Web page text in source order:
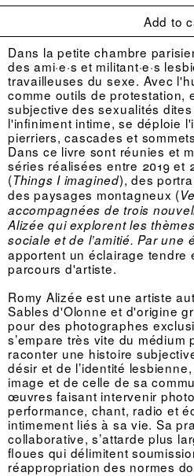
Add to
Dans la petite chambre
des ami·e·s et militant·e·s
travailleuses du sexe. Avec
comme outils de protestation,
subjective des sexualités
l'infiniment intime, se déploie
pierriers, cascades et
Dans ce livre sont réunies et
séries réalisées entre 2019 et
(Things I imagined), des
des paysages montagneux (
accompagnées de trois
Alizée qui explorent les
sociale et de l’amitié. Par une
apportent un éclairage tendre
parcours d'artiste.
Romy Alizée est une artiste
Sables d'Olonne et d'origine
pour des photographes
s’empare très vite du
raconter une histoire
désir et de l’identité
image et de celle de sa
œuvres faisant intervenir
performance, chant, radio et
intimement liés à sa vie. Sa
collaborative, s’attarde plus
floues qui délimitent
réappropriation des normes